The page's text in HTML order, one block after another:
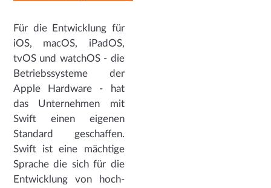
Für die Entwicklung für
iOS, macOS, iPadOS,
tvOS und watchOS - die
Betriebssysteme der
Apple Hardware - hat
das Unternehmen mit
Swift einen eigenen
Standard geschaffen.
Swift ist eine mächtige
Sprache die sich für die
Entwicklung von hoch-